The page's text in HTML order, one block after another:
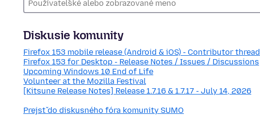
Diskusie komunity
Firefox 153 mobile release (Android & iOS) - Contributor thread
Firefox 153 for Desktop - Release Notes / Issues / Discussions
Upcoming Windows 10 End of Life
Volunteer at the Mozilla Festival
[Kitsune Release Notes] Release 1.7.16 & 1.7.17 - July 14, 2026
Prejsť do diskusného fóra komunity SUMO